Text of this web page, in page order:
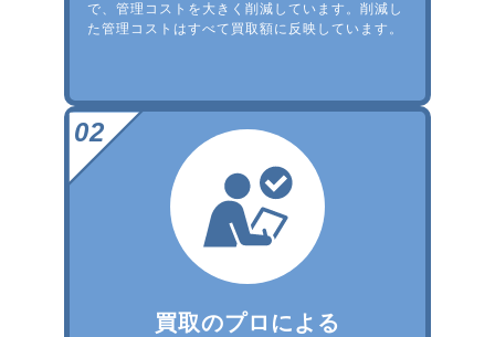
で、管理コストを大きく削減しています。削減し
た管理コストはすべて買取額に反映しています。
買取のプロによる